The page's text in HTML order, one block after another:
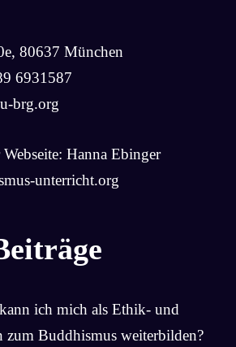
80637 München
6931587
brg.org
Hanna Ebinger
unterricht.org
ich mich als Ethik- und
zum Buddhismus weiterbilden?